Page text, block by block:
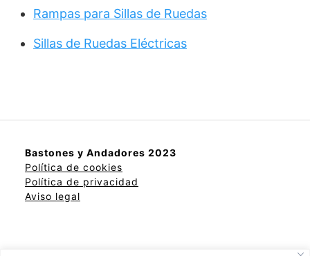
Rampas para Sillas de Ruedas
Sillas de Ruedas Eléctricas
Bastones y Andadores 2023
Política de cookies
Política de privacidad
Aviso legal